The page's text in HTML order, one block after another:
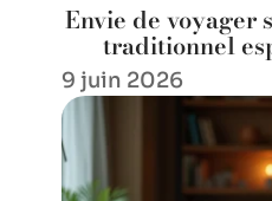
Envie de voyager
traditionnel
9 juin 2026